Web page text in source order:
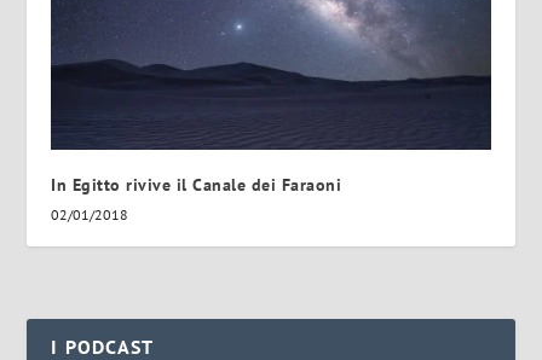
In Egitto rivive il Canale dei Faraoni
02/01/2018
I PODCAST